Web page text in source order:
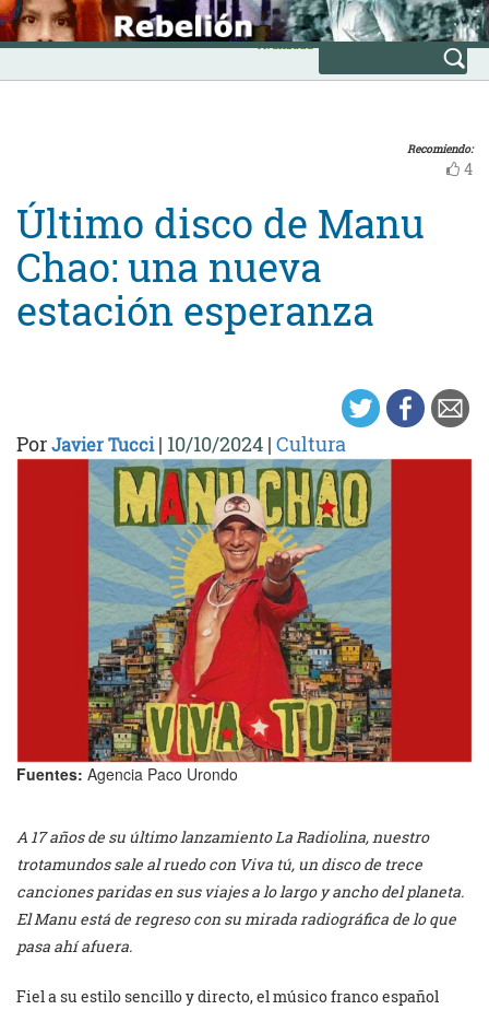
Skip
to
content
INICIO
Avanzada
Recomiendo:
4
Último disco de Manu
Chao: una nueva
estación esperanza
PorJavier Tucci| 10/10/2024 | Cultura
Fuentes: Agencia Paco Urondo
A 17 años de su último lanzamiento La Radiolina, nuestro
trotamundos sale al ruedo con Viva tú, un disco de trece
canciones paridas en sus viajes a lo largo y ancho del planeta.
El Manu está de regreso con su mirada radiográfica de lo que
pasa ahí afuera.
Fiel a su estilo sencillo y directo, el músico franco español